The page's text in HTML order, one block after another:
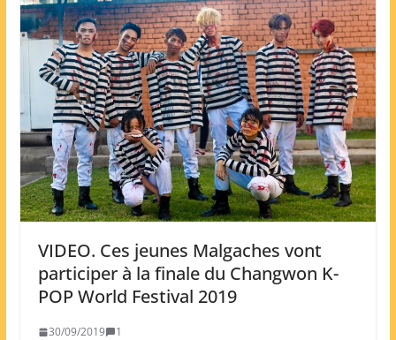
VIDEO. Ces jeunes Malgaches vont
participer à la finale du Changwon K-
POP World Festival 2019
30/09/2019 1